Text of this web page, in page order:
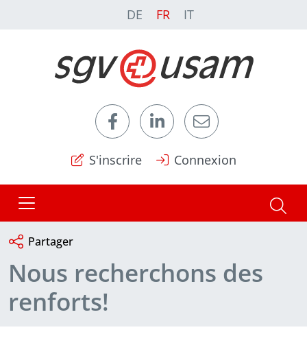
DE FR IT
S'inscrire Connexion
Partager
Nous recherchons des
renforts!